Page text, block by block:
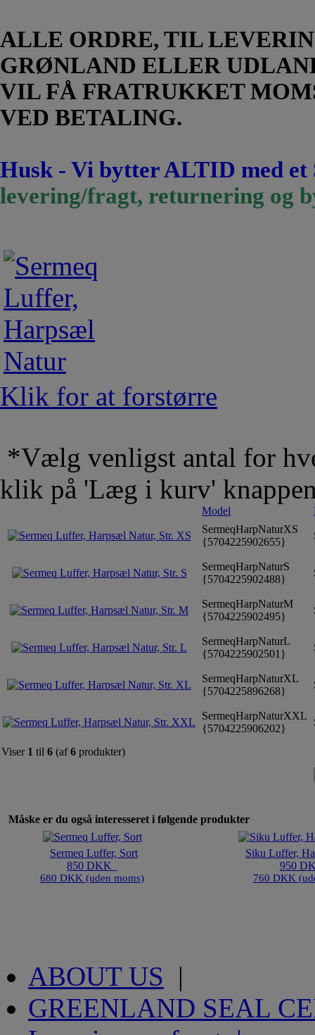
ALLE ORDRE, TIL
GRØNLAND ELLER
VIL FÅ FRATRUKKET
VED BETALING.
Husk - Vi bytter ALTID med
levering/fragt, returnering og
Klik for at forstørre
*Vælg venligst antal for
klik på 'Læg i kurv'
Model
SermeqHarpNaturXS
{5704225902655}
SermeqHarpNaturS
{5704225902488}
SermeqHarpNaturM
{5704225902495}
SermeqHarpNaturL
{5704225902501}
SermeqHarpNaturXL
{5704225896268}
SermeqHarpNaturXXL
{5704225906202}
Viser 1 til 6 (af6 produkter)
Måske er du også interesseret i følgende produkter
Sermeq Luffer, Sort
850 DKK
680 DKK (uden moms)
Siku Luffer,
950
760 DKK
ABOUT US |
GREENLAND SEAL